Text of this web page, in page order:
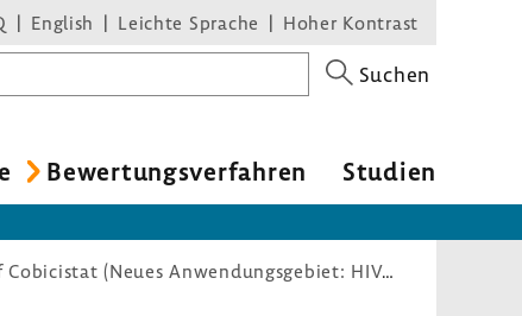
English Leichte Sprache Hoher Kontrast
Suchen
Bewer­tungs­ver­fahren Studien
Nutzenbewertungsverfahren zum Wirkstoff Cobicistat (Neues Anwendungsgebiet: HIV-Infektion, Kombination mit Atazanavir oder Darunavir, 12 bis < 18 Jahre)